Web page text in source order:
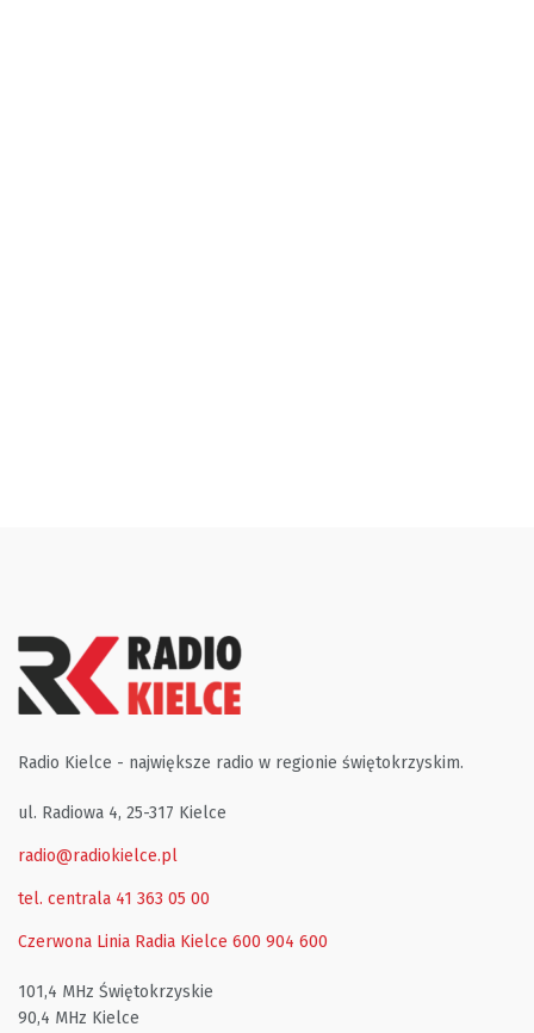
Radio Kielce - największe radio w regionie świętokrzyskim.
ul. Radiowa 4, 25-317 Kielce
radio@radiokielce.pl
tel. centrala 41 363 05 00
Czerwona Linia Radia Kielce 600 904 600
101,4 MHz Świętokrzyskie
90,4 MHz Kielce